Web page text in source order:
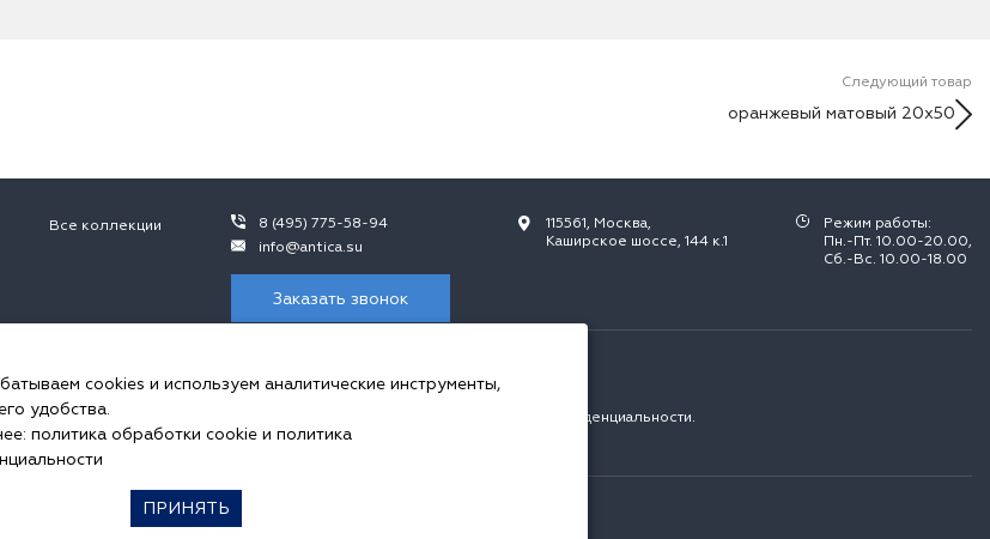
Следующий товар
оранжевый матовый 20х50
Все коллекции
8 (495) 775-58-94
info@antica.su
Заказать звонок
115561, Москва,
Каширское шоссе, 144 к.1
Режим работы:
Пн.-Пт. 10.00-20.00,
Сб.-Вс. 10.00-18.00
публичной офертой, в контексте положений ч.2 ст. 437 ГК РФ.
к сотрудникам ООО «Антика».
и аналитические инструменты.
и соглашаетесь с
политикой конфиденциальности.
своего браузера.
cookies и используем аналитические инструменты,
удобства.
политика обработки cookie и политика
ПРИНЯТЬ